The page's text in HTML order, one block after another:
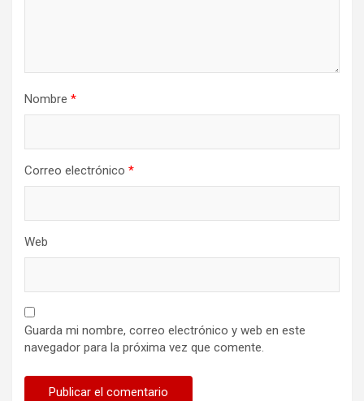
Nombre *
Correo electrónico *
Web
Guarda mi nombre, correo electrónico y web en este
navegador para la próxima vez que comente.